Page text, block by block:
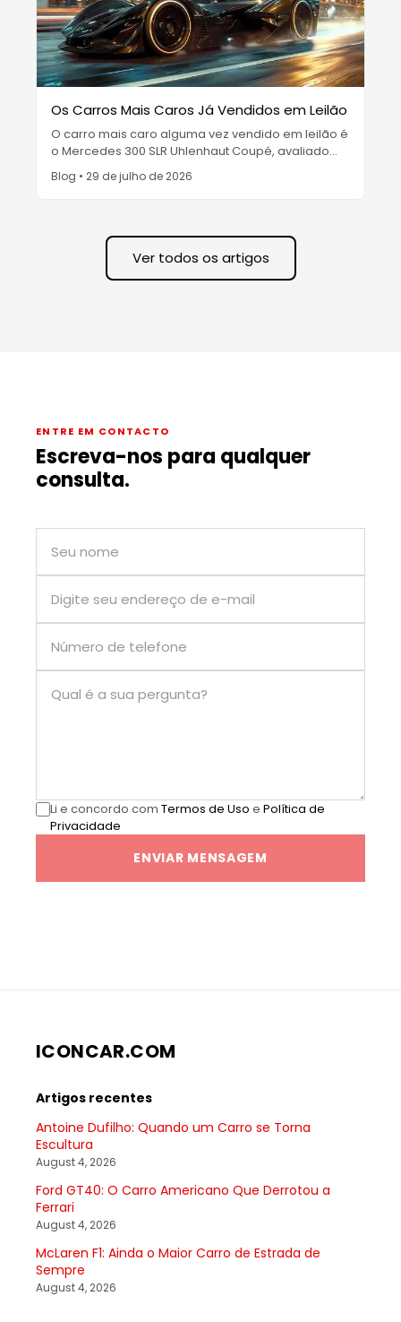
Os Carros Mais Caros Já Vendidos em Leilão
O carro mais caro alguma vez vendido em leilão é
o Mercedes 300 SLR Uhlenhaut Coupé, avaliado
em 135 milhões de euros — mas o recorde de
leilão público aberto pertence a um Ferrari de 51,7
Blog • 29 de julho de 2026
Ver todos os artigos
ENTRE EM CONTACTO
Escreva-nos para qualquer
consulta.
Li e concordo com Termos de Uso e Política de
Privacidade
ENVIAR MENSAGEM
ICONCAR.COM
Artigos recentes
Antoine Dufilho: Quando um Carro se Torna
Escultura
August 4, 2026
Ford GT40: O Carro Americano Que Derrotou a
Ferrari
August 4, 2026
McLaren F1: Ainda o Maior Carro de Estrada de
Sempre
August 4, 2026